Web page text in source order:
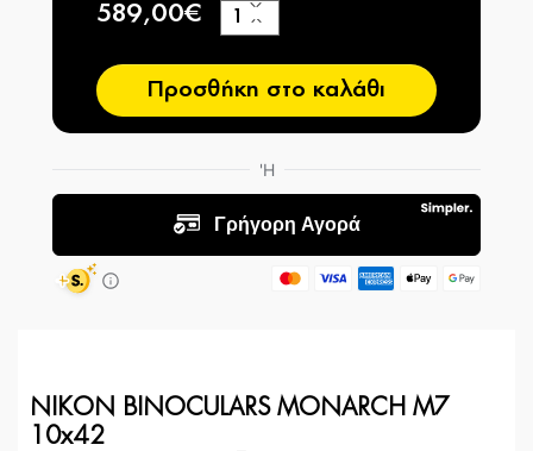
589,00€
−
+
Προσθήκη στο καλάθι
NIKON BINOCULARS MONARCH M7
10x42